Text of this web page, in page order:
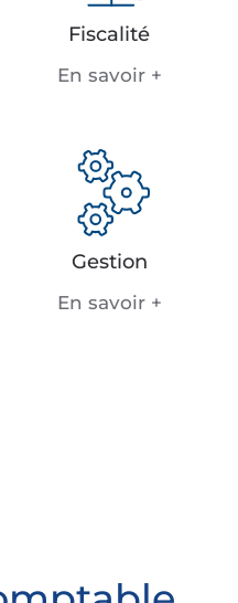
Fiscalité
En savoir +
Gestion
En savoir +